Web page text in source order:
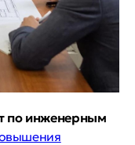
по инженерным